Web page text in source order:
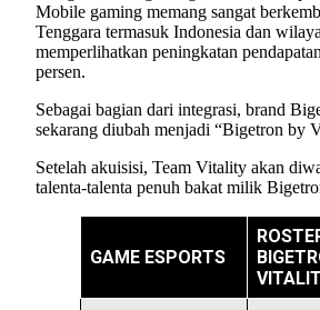
Mobile gaming memang sangat
Tenggara termasuk Indonesia dan
memperlihatkan peningkatan
persen.
Sebagai bagian dari integrasi, brand
sekarang diubah menjadi “Bigetron by
Setelah akuisisi, Team Vitality akan
talenta-talenta penuh bakat milik
GAME ESPORTS